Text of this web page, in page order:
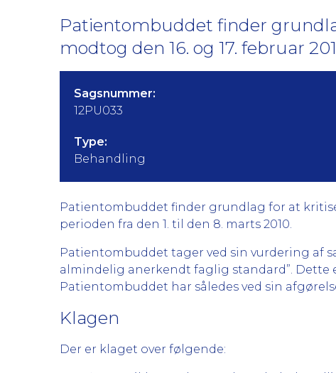
Patientombuddet finder
modtog den 16. og 17. februar
Sagsnummer:
12PU033
Type:
Behandling
Patientombuddet finder grundlag for at
perioden fra den 1. til den 8. marts 2010.
Patientombuddet tager ved sin vurdering af
almindelig anerkendt faglig standard”. Dette
Patientombuddet har således ved sin
Klagen
Der er klaget over følgende: